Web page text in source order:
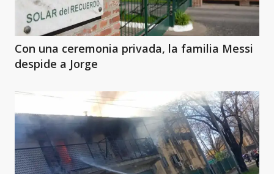
Con una ceremonia privada, la familia Messi
despide a Jorge